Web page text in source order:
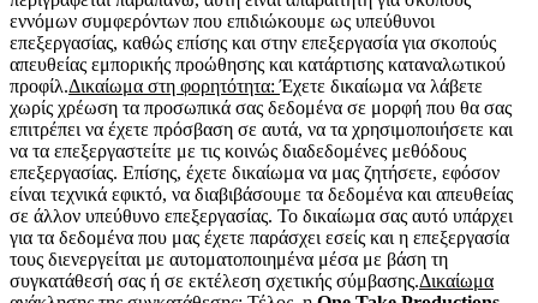
εννόμων συμφερόντων που επιδιώκουμε ως υπεύθυνοι
επεξεργασίας, καθώς επίσης και στην επεξεργασία για σκοπούς
απευθείας εμπορικής προώθησης και κατάρτισης καταναλωτικού
προφίλ.Δικαίωμα στη φορητότητα:Έχετε δικαίωμα να λάβετε
χωρίς χρέωση τα προσωπικά σας δεδομένα σε μορφή που θα σας
επιτρέπει να έχετε πρόσβαση σε αυτά, να τα χρησιμοποιήσετε και
να τα επεξεργαστείτε με τις κοινώς διαδεδομένες μεθόδους
επεξεργασίας. Επίσης, έχετε δικαίωμα να μας ζητήσετε, εφόσον
είναι τεχνικά εφικτό, να διαβιβάσουμε τα δεδομένα και απευθείας
σε άλλον υπεύθυνο επεξεργασίας. Το δικαίωμα σας αυτό υπάρχει
για τα δεδομένα που μας έχετε παράσχει εσείς και η επεξεργασία
τους διενεργείται με αυτοματοποιημένα μέσα με βάση τη
συγκατάθεσή σας ή σε εκτέλεση σχετικής σύμβασης.Δικαίωμα